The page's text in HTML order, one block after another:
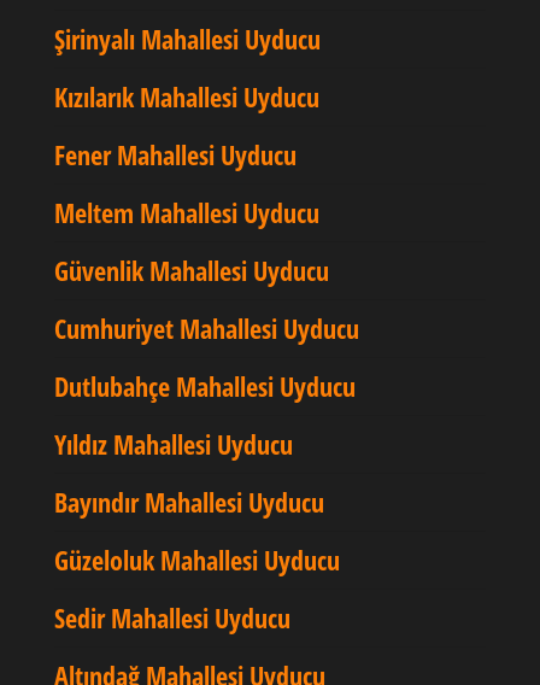
Şirinyalı Mahallesi Uyducu
Kızılarık Mahallesi Uyducu
Fener Mahallesi Uyducu
Meltem Mahallesi Uyducu
Güvenlik Mahallesi Uyducu
Cumhuriyet Mahallesi Uyducu
Dutlubahçe Mahallesi Uyducu
Yıldız Mahallesi Uyducu
Bayındır Mahallesi Uyducu
Güzeloluk Mahallesi Uyducu
Sedir Mahallesi Uyducu
Altındağ Mahallesi Uyducu